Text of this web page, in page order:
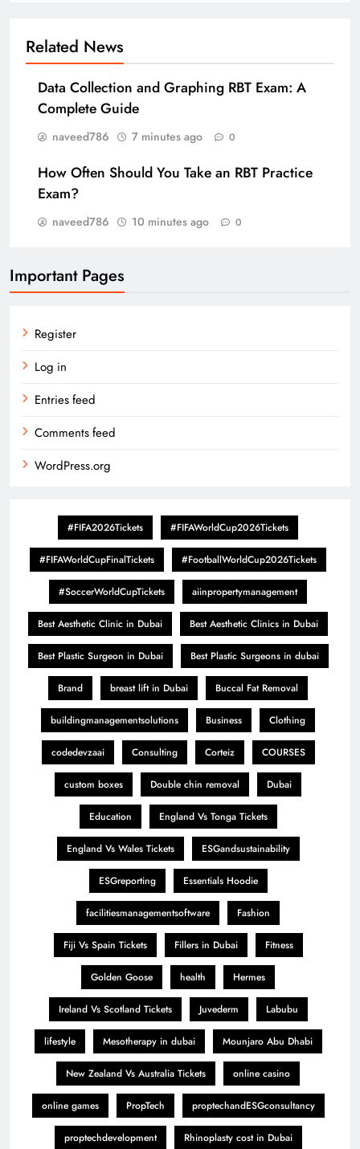
Related News
Data Collection and Graphing RBT Exam: A
Complete Guide
naveed786 7 minutes ago 0
How Often Should You Take an RBT Practice
Exam?
naveed786 10 minutes ago 0
Important Pages
Register
Log in
Entries feed
Comments feed
WordPress.org
#FIFA2026Tickets #FIFAWorldCup2026Tickets
#FIFAWorldCupFinalTickets #FootballWorldCup2026Tickets
#SoccerWorldCupTickets aiinpropertymanagement
Best Aesthetic Clinic in Dubai Best Aesthetic Clinics in Dubai
Best Plastic Surgeon in Dubai Best Plastic Surgeons in dubai
Brand breast lift in Dubai Buccal Fat Removal
buildingmanagementsolutions Business Clothing
codedevzaai Consulting Corteiz COURSES
custom boxes Double chin removal Dubai
Education England Vs Tonga Tickets
England Vs Wales Tickets ESGandsustainability
ESGreporting Essentials Hoodie
facilitiesmanagementsoftware Fashion
Fiji Vs Spain Tickets Fillers in Dubai Fitness
Golden Goose health Hermes
Ireland Vs Scotland Tickets Juvederm Labubu
lifestyle Mesotherapy in dubai Mounjaro Abu Dhabi
New Zealand Vs Australia Tickets online casino
online games PropTech proptechandESGconsultancy
proptechdevelopment Rhinoplasty cost in Dubai